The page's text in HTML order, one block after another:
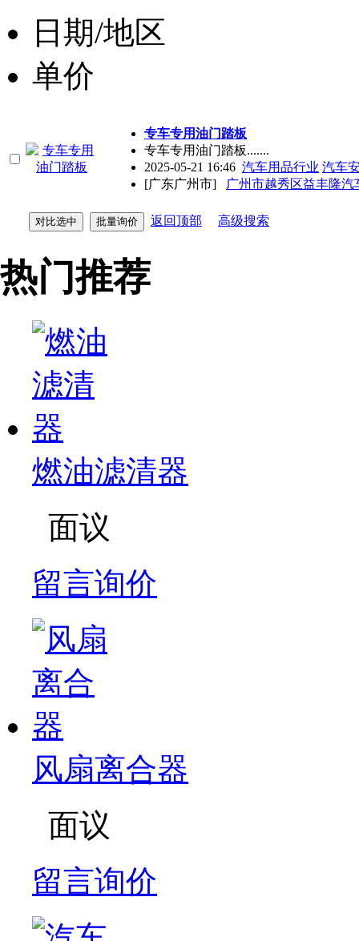
日期/地区
单价
专车专用油门踏板
专车专用油门踏板.......
2025-05-21 16:46 汽车用品行业 汽车
[广东广州市]
广州市越秀区益丰隆汽
返回顶部 高级搜索
热门推荐
燃油滤清器
面议
留言询价
风扇离合器
面议
留言询价